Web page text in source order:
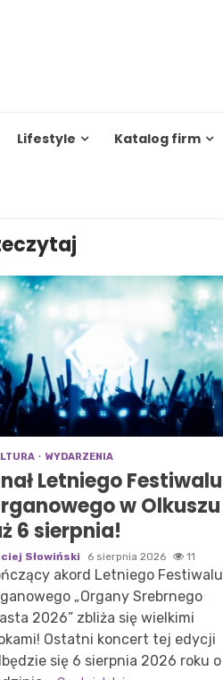
Lifestyle Katalog firm
WYDARZENIA
Letniego Festiwalu
w Olkuszu
6 sierpnia!
Słowiński 6 sierpnia 2026 11
akord Letniego Festiwalu
„Organy Srebrnego
2026” zbliża się wielkimi
Ostatni koncert tej edycji
się 6 sierpnia 2026 roku o